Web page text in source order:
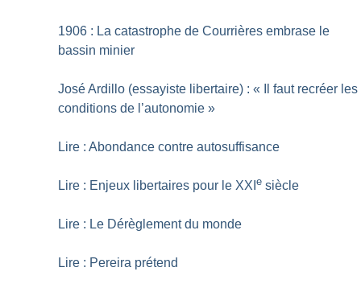
1906 : La catastrophe de Courrières embrase le
bassin minier
José Ardillo (essayiste libertaire) : «
Il faut recréer les
conditions de l’autonomie »
Lire : Abondance contre autosuffisance
Lire : Enjeux libertaires pour le XXIe siècle
Lire : Le Dérèglement du monde
Lire : Pereira prétend